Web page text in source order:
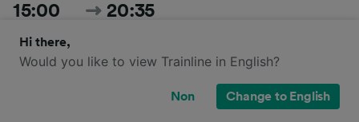
15:00 20:35
Hi there,
Would you like to view Trainline in English?
Non Change to English